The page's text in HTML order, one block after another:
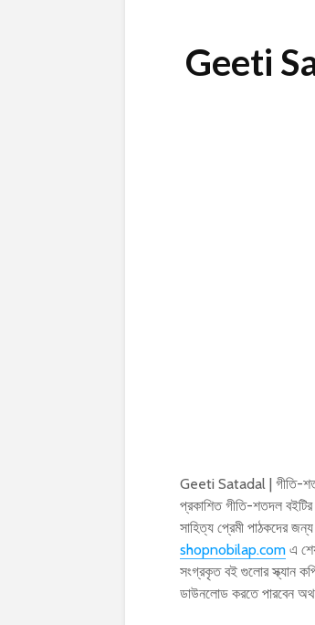
Geeti
Geeti Satadal | গীতি-
প্রকাশিত গীতি-শতদল
সাহিত্য প্রেমী পাঠকদের জন্য
shopnobilap.com এ
সংগ্রকৃত বই গুলোর স্ক্যান
ডাউনলোড করতে পারবেন